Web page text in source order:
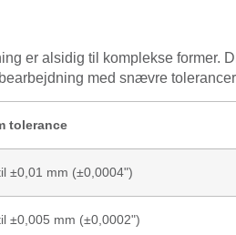
er alsidig til komplekse former.
med snævre
tolerance
±0,01 mm (±0,0004")
±0,005 mm (±0,0002")